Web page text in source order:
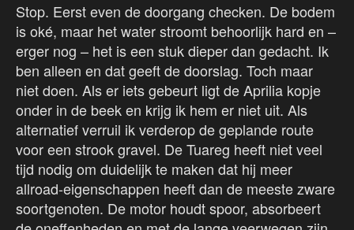
Stop. Eerst even de doorgang checken. De bodem
is oké, maar het water stroomt behoorlijk hard en –
erger nog – het is een stuk dieper dan gedacht. Ik
ben alleen en dat geeft de doorslag. Toch maar
niet doen. Als er iets gebeurt ligt de Aprilia kopje
onder in de beek en krijg ik hem er niet uit. Als
alternatief verruil ik verderop de geplande route
voor een strook gravel. De Tuareg heeft niet veel
tijd nodig om duidelijk te maken dat hij meer
allroad-eigenschappen heeft dan de meeste zware
soortgenoten. De motor houdt spoor, absorbeert